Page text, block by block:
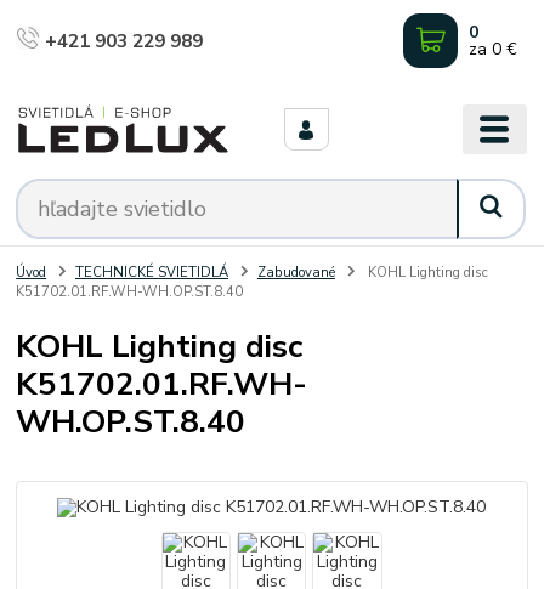
+421 903 229 989 0
za 0 €
Úvod TECHNICKÉ SVIETIDLÁ Zabudované
KOHL Lighting disc
K51702.01.RF.WH-WH.OP.ST.8.40
KOHL Lighting disc
K51702.01.RF.WH-
WH.OP.ST.8.40